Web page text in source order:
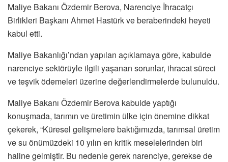
Maliye Bakanı Özdemir Berova, Narenciye İhracatçı
Birlikleri Başkanı Ahmet Hastürk ve beraberindeki heyeti
kabul etti.
Maliye Bakanlığı’ndan yapılan açıklamaya göre, kabulde
narenciye sektörüyle ilgili yaşanan sorunlar, ihracat süreci
ve teşvik ödemeleri üzerine değerlendirmelerde bulunuldu.
Maliye Bakanı Özdemir Berova kabulde yaptığı
konuşmada, tarımın ve üretimin ülke için önemine dikkat
çekerek, “Küresel gelişmelere baktığımızda, tarımsal üretim
ve su önümüzdeki 10 yılın en kritik meselelerinden biri
haline gelmiştir. Bu nedenle gerek narenciye, gerekse de